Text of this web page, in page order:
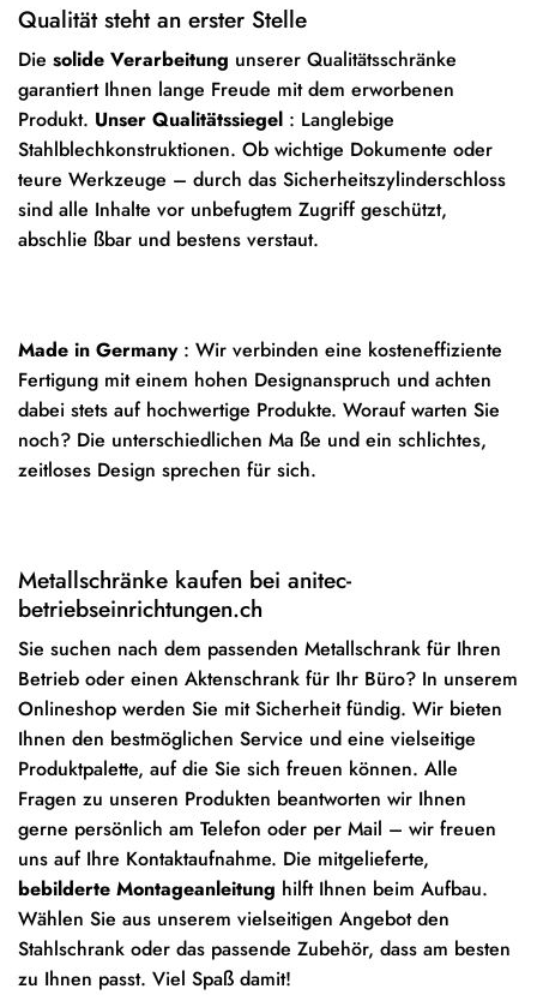
Qualität steht an erster Stelle
Die solide Verarbeitung unserer Qualitätsschränke
garantiert Ihnen lange Freude mit dem erworbenen
Produkt. Unser Qualitätssiegel : Langlebige
Stahlblechkonstruktionen. Ob wichtige Dokumente oder
teure Werkzeuge – durch das Sicherheitszylinderschloss
sind alle Inhalte vor unbefugtem Zugriff geschützt,
abschlie ßbar und bestens verstaut.
Made in Germany: Wir verbinden eine kosteneffiziente
Fertigung mit einem hohen Designanspruch und achten
dabei stets auf hochwertige Produkte. Worauf warten Sie
noch? Die unterschiedlichen Ma ße und ein schlichtes,
zeitloses Design sprechen für sich.
Metallschränke kaufen bei anitec-
betriebseinrichtungen.ch
Sie suchen nach dem passenden Metallschrank für Ihren
Betrieb oder einen Aktenschrank für Ihr Büro? In unserem
Onlineshop werden Sie mit Sicherheit fündig. Wir bieten
Ihnen den bestmöglichen Service und eine vielseitige
Produktpalette, auf die Sie sich freuen können. Alle
Fragen zu unseren Produkten beantworten wir Ihnen
gerne persönlich am Telefon oder per Mail – wir freuen
uns auf Ihre Kontaktaufnahme. Die mitgelieferte,
bebilderte Montageanleitung hilft Ihnen beim Aufbau.
Wählen Sie aus unserem vielseitigen Angebot den
Stahlschrank oder das passende Zubehör, dass am besten
zu Ihnen passt. Viel Spaß damit!